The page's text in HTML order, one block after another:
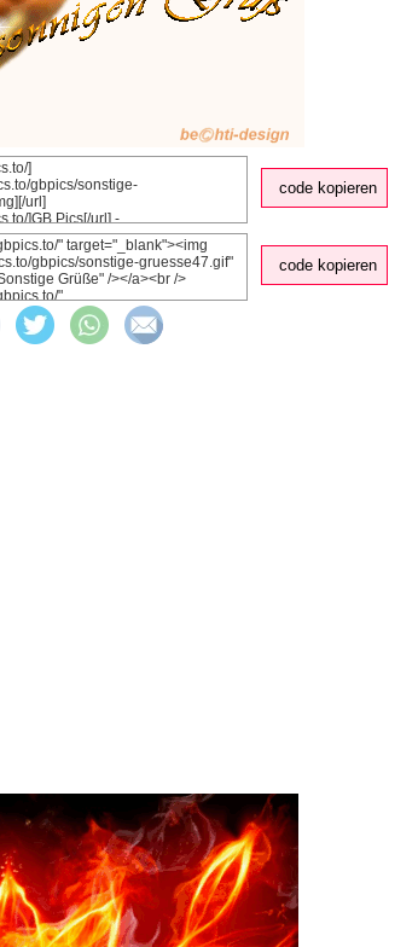
code kopieren
code kopieren